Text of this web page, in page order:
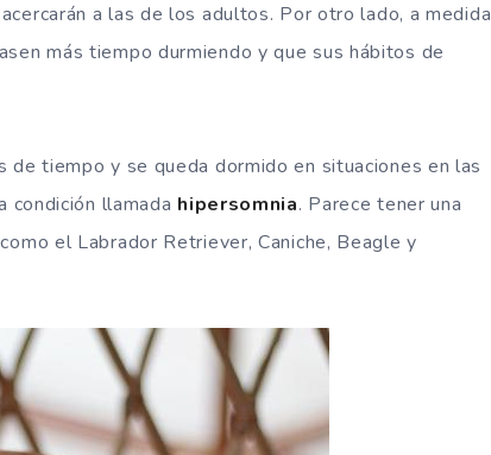
a las de los adultos. Por otro lado, a medida
más tiempo durmiendo y que sus hábitos de
tiempo y se queda dormido en situaciones en las
condición llamada hipersomnia. Parece tener una
el Labrador Retriever, Caniche, Beagle y